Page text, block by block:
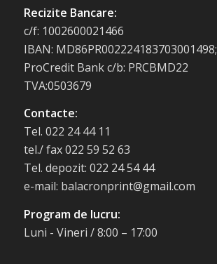
Recizite Bancare:
c/f: 1002600021466
IBAN: MD86PR002224183703001498;
ProCredit Bank c/b: PRCBMD22
TVA:0503679
Contacte:
Tel. 022 24 44 11
tel./ fax 022 59 52 63
Tel. depozit: 022 24 54 44
e-mail: balacronprint@gmail.com
Program de lucru:
Luni - Vineri / 8:00 – 17:00